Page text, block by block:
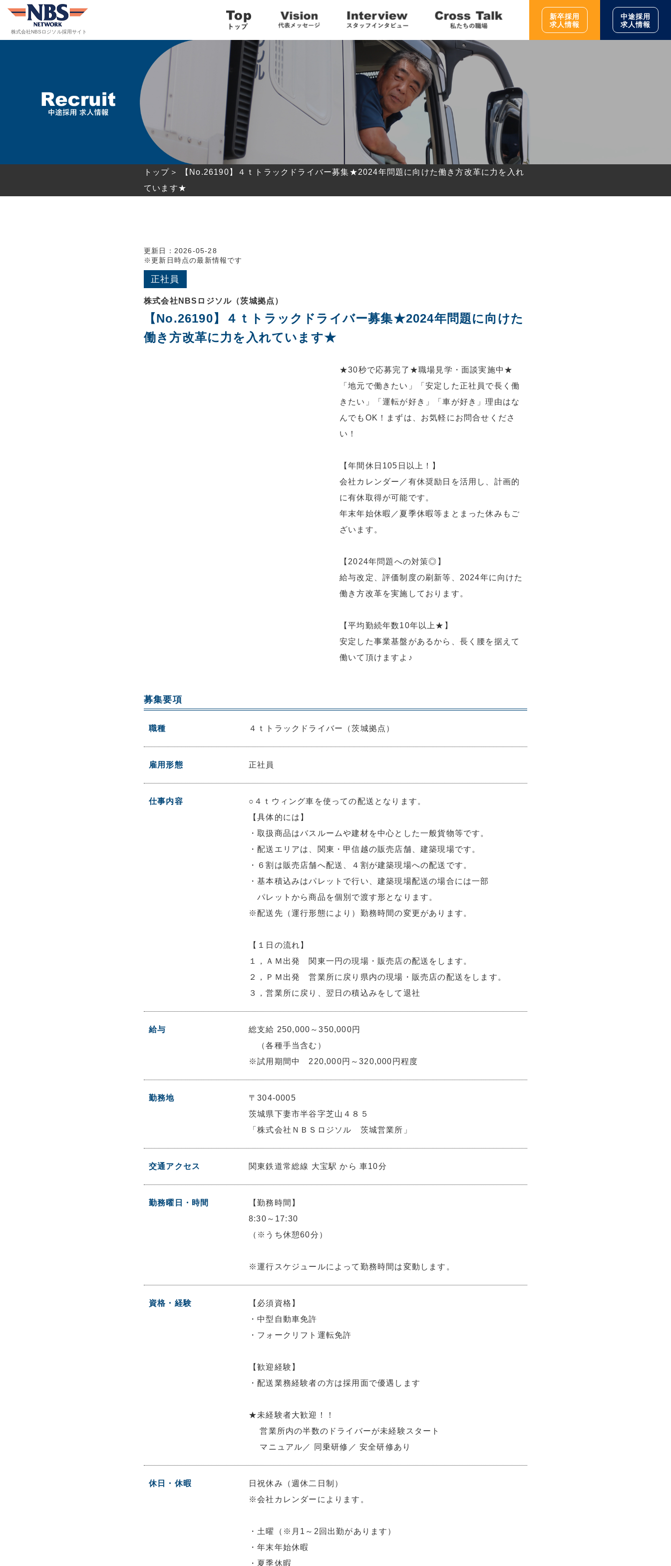
株式会社NBSロジソル採用サイト
新卒採用
求人情報
中途採用
求人情報
トップ＞
【No.26190】４ｔトラックドライバー募集★2024年問題に向けた働き方改革に力を入れ
ています★
更新日：2026-05-28
※更新日時点の最新情報です
正社員
株式会社NBSロジソル（茨城拠点）
【No.26190】４ｔトラックドライバー募集★2024年問題に向けた
働き方改革に力を入れています★
★30秒で応募完了★職場見学・面談実施中★
「地元で働きたい」「安定した正社員で長く働
きたい」「運転が好き」「車が好き」理由はな
んでもOK！まずは、お気軽にお問合せくださ
い！
【年間休日105日以上！】
会社カレンダー／有休奨励日を活用し、計画的
に有休取得が可能です。
年末年始休暇／夏季休暇等まとまった休みもご
ざいます。
【2024年問題への対策◎】
給与改定、評価制度の刷新等、2024年に向けた
働き方改革を実施しております。
【平均勤続年数10年以上★】
安定した事業基盤があるから、長く腰を据えて
働いて頂けますよ♪
募集要項
職種 ４ｔトラックドライバー（茨城拠点）
雇用形態 正社員
仕事内容
○４ｔウィング車を使っての配送となります。
【具体的には】
・取扱商品はバスルームや建材を中心とした一般貨物等です。
・配送エリアは、関東・甲信越の販売店舗、建築現場です。
・６割は販売店舗へ配送、４割が建築現場への配送です。
・基本積込みはパレットで行い、建築現場配送の場合には一部
パレットから商品を個別で渡す形となります。
※配送先（運行形態により）勤務時間の変更があります。
【１日の流れ】
１，ＡＭ出発 関東一円の現場・販売店の配送をします。
２，ＰＭ出発 営業所に戻り県内の現場・販売店の配送をします。
３，営業所に戻り、翌日の積込みをして退社
給与
総支給 250,000～350,000円
（各種手当含む）
※試用期間中 220,000円～320,000円程度
勤務地
〒304-0005
茨城県下妻市半谷字芝山４８５
「株式会社ＮＢＳロジソル 茨城営業所」
交通アクセス 関東鉄道常総線 大宝駅 から 車10分
勤務曜日・時間
【勤務時間】
8:30～17:30
（※うち休憩60分）
※運行スケジュールによって勤務時間は変動します。
資格・経験
【必須資格】
・中型自動車免許
・フォークリフト運転免許
【歓迎経験】
・配送業務経験者の方は採用面で優遇します
★未経験者大歓迎！！
営業所内の半数のドライバーが未経験スタート
マニュアル／ 同乗研修／ 安全研修あり
休日・休暇
日祝休み（週休二日制）
※会社カレンダーによります。
・土曜（※月1～2回出勤があります）
・年末年始休暇
・夏季休暇